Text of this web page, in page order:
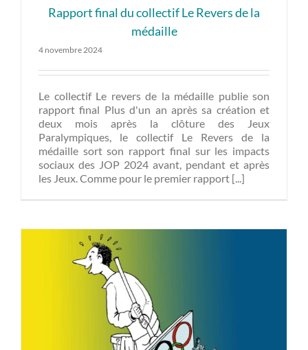
Rapport final du collectif Le Revers de la
médaille
4 novembre 2024
Le collectif Le revers de la médaille publie son
rapport final Plus d'un an après sa création et
deux mois après la clôture des Jeux
Paralympiques, le collectif Le Revers de la
médaille sort son rapport final sur les impacts
sociaux des JOP 2024 avant, pendant et après
les Jeux. Comme pour le premier rapport [...]